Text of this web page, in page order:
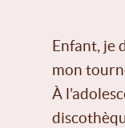
Enfant, je
mon
À